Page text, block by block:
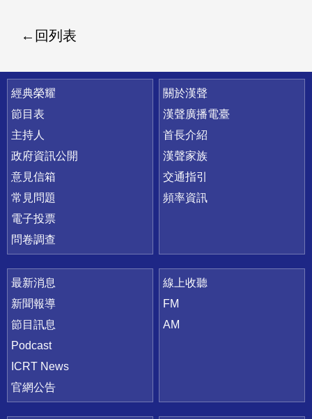
回列表
快速連結
經典榮耀
節目表
主持人
政府資訊公開
意見信箱
常見問題
電子投票
問卷調查
關於漢聲
漢聲廣播電臺
首長介紹
漢聲家族
交通指引
頻率資訊
最新消息
新聞報導
節目訊息
Podcast
ICRT News
官網公告
線上收聽
FM
AM